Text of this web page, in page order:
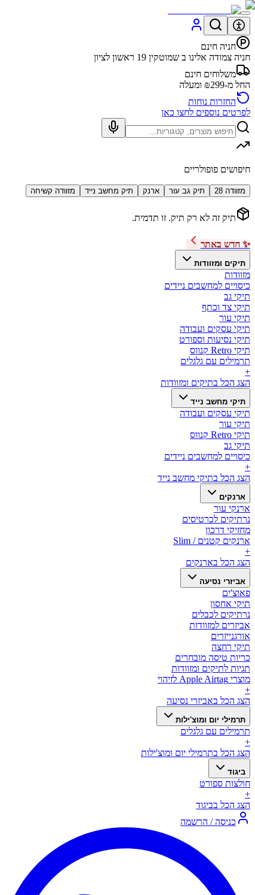
חניה חינם
חניה צמודה אלינו ב שמוטקין 19 ראשון לציון
משלוחים חינם
החל מ-₪299 ומעלה
החזרות נוחות
לפרטים נוספים לחצו כאן
חיפושים פופולריים
מזוודה 28 תיק גב עור ארנק תיק מחשב נייד מזוודה קשיחה
תיק זה לא רק תיק. זו תדמית.
✨ חדש באתר
תיקים ומזוודות
מזוודות
כיסויים למחשבים ניידים
תיקי גב
תיקי צד וכתף
תיקי עור
תיקי עסקים ועבודה
תיקי נסיעות וספורט
תיקי Retro קנווס
תרמילים עם גלגלים
+
הצג הכל בתיקים ומזוודות
תיקי מחשב נייד
תיקי עסקים ועבודה
תיקי עור
תיקי Retro קנווס
תיקי גב
כיסויים למחשבים ניידים
+
הצג הכל בתיקי מחשב נייד
ארנקים
ארנקי עור
נרתיקים לכרטיסים
מחזיקי דרכון
ארנקים קטנים / Slim
+
הצג הכל בארנקים
אביזרי נסיעה
פאוצ'ים
תיקי אחסון
נרתיקים לכבלים
אביזרים למזוודות
אורגנייזרים
תיקי רחצה
כריות טיסה מובחרים
תגיות לתיקים ומזוודות
מוצרי Apple Airtag לזיהוי
+
הצג הכל באביזרי נסיעה
תרמילי יום ומוצ'ילות
תרמילים עם גלגלים
+
הצג הכל בתרמילי יום ומוצ'ילות
ביגוד
חולצות ספורט
+
הצג הכל בביגוד
כניסה / הרשמה